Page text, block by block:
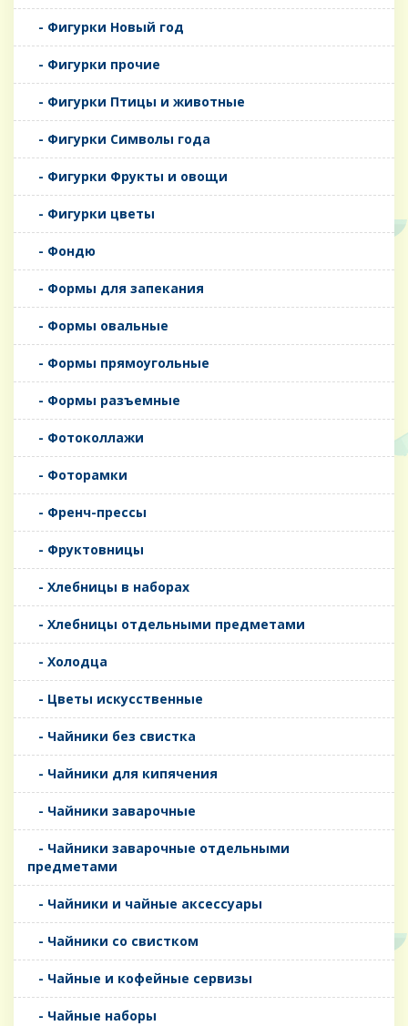
- Фигурки Новый год
- Фигурки прочие
- Фигурки Птицы и животные
- Фигурки Символы года
- Фигурки Фрукты и овощи
- Фигурки цветы
- Фондю
- Формы для запекания
- Формы овальные
- Формы прямоугольные
- Формы разъемные
- Фотоколлажи
- Фоторамки
- Френч-прессы
- Фруктовницы
- Хлебницы в наборах
- Хлебницы отдельными предметами
- Холодца
- Цветы искусственные
- Чайники без свистка
- Чайники для кипячения
- Чайники заварочные
- Чайники заварочные отдельными
предметами
- Чайники и чайные аксессуары
- Чайники со свистком
- Чайные и кофейные сервизы
- Чайные наборы